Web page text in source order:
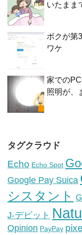
いたまま
ボクが第
ワケ
家での
照明が、
タグクラウド
Echo Echo Spot
Google Pay Suica
シスタント
J-デビット
Opinion PayPay